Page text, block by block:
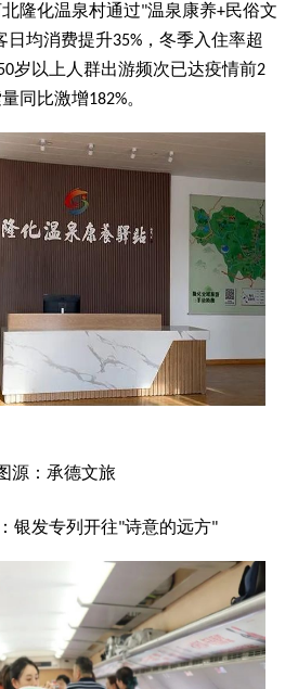
隆化温泉村通过"温泉康养+民俗文
日均消费提升35% ，冬季入住率超
岁以上人群出游频次已达疫情前2
同比激增182%。
源：承德文旅
银发专列开往"诗意的远方"